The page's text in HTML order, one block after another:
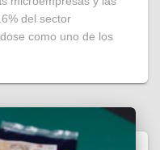
del sector
como uno de los